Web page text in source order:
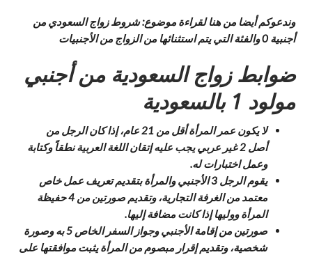
وندعوكم أيضا من هنا لقراءة موضوع: شروط زواج السعودي من
أجنبية 0 والفئة التي يتم استثنائها من الزواج من الأجنبيات
ضوابط زواج السعودية من أجنبي
مولود 1 بالسعودية
لا يكون عمر المرأة أقل من 21 عام، إذا كان الرجل من
أصل 2 غير عربي يجب عليه إتقان اللغة العربية نطقاً وكتابة
وعمل اختبارات له.
يقوم الرجل 3 الأجنبي والمرأة بتقديم تعريف عمل خاص
معتمد من الغرفة التجارية، وتقديم صورتين من 4 حفيظة
المرأة ووليها إذا كانت مضافة إليها.
صورتين من إقامة الأجنبي وجواز السفر الخاص 5 به وصورة
شخصية، وتقديم إقرار مبصوم من المرأة يثبت موافقتها على